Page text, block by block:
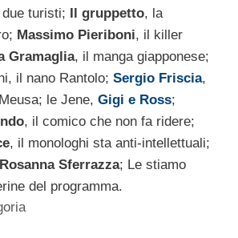
due turisti; Il gruppetto, la
Massimo Pieriboni, il killer
Gramaglia, il manga giapponese;
il nano Rantolo; Sergio Friscia,
le Jene, Gigi e Ross;
, il comico che non fa ridere;
, il monologhi sta anti-intellettuali;
Rosanna Sferrazza; Le stiamo
del programma.